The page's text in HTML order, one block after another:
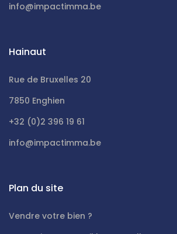
info@impactimma.be
Hainaut
Rue de Bruxelles 20
7850 Enghien
+32 (0)2 396 19 61
info@impactimma.be
Plan du site
Vendre votre bien ?